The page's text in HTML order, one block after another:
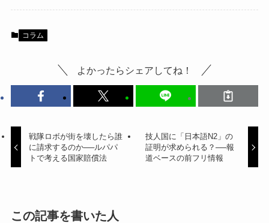
コラム
よかったらシェアしてね！
戦隊ロボが街を壊したら誰
に請求するのか──ルパパ
トで考える国家賠償法
技人国に「日本語N2」の
証明が求められる？──報
道ベースの前フリ情報
この記事を書いた人